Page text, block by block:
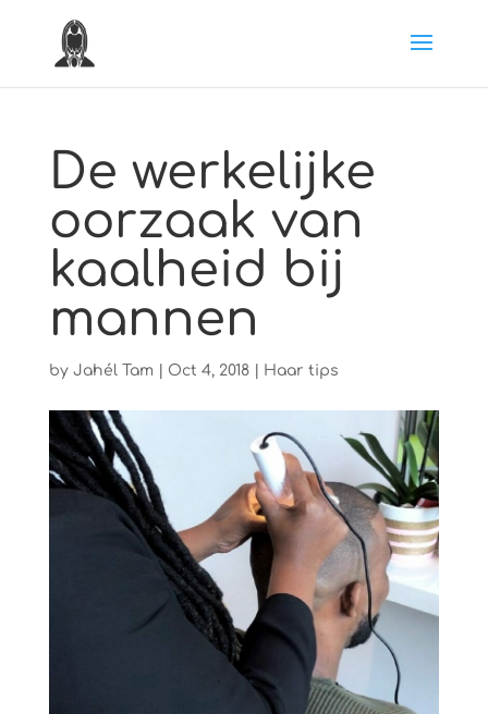
De werkelijke
oorzaak van
kaalheid bij
mannen
by Jahél Tam Oct 4, 2018| Haar tips